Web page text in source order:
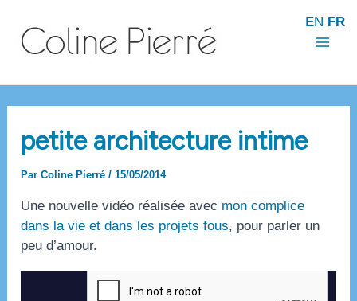
contenu
petite architecture intime
ParColine Pierré/15/05/2014
Une nouvelle vidéo réalisée avec mon complice
dans la vie et dans les projets fous, pour parler un
peu d’amour.
EN FR